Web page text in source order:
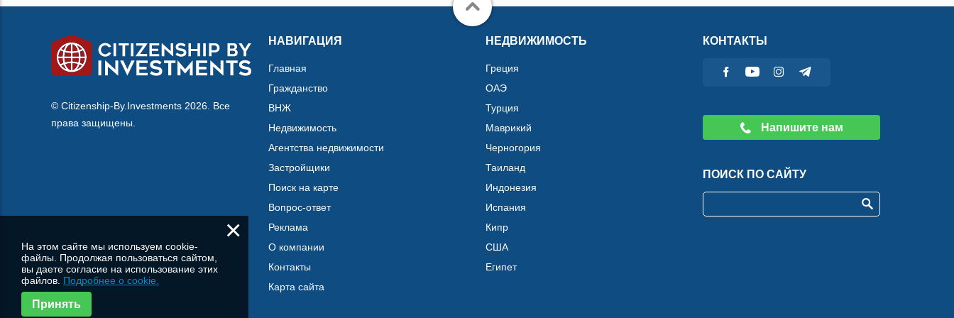
© Citizenship-By.Investments 2026. Все
права защищены.
НАВИГАЦИЯ
Главная
Гражданство
ВНЖ
Недвижимость
Агентства недвижимости
Застройщики
Поиск на карте
Вопрос-ответ
Реклама
О компании
Контакты
Карта сайта
НЕДВИЖИМОСТЬ
Греция
ОАЭ
Турция
Маврикий
Черногория
Таиланд
Индонезия
Испания
Кипр
США
Египет
КОНТАКТЫ
Напишите нам
ПОИСК ПО САЙТУ
×
На этом сайте мы используем cookie-
файлы. Продолжая пользоваться сайтом,
вы даете согласие на использование этих
файлов. Подробнее о cookie.
Принять